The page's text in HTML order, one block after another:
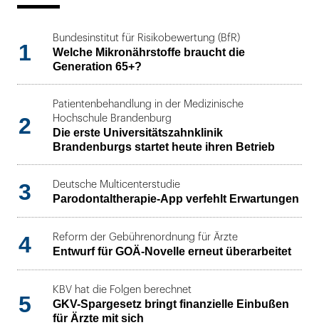
1
Bundesinstitut für Risikobewertung (BfR)
Welche Mikronährstoffe braucht die
Generation 65+?
2
Patientenbehandlung in der Medizinische
Hochschule Brandenburg
Die erste Universitätszahnklinik
Brandenburgs startet heute ihren Betrieb
3 Deutsche Multicenterstudie
Parodontaltherapie-App verfehlt Erwartungen
4 Reform der Gebührenordnung für Ärzte
Entwurf für GOÄ-Novelle erneut überarbeitet
5
KBV hat die Folgen berechnet
GKV-Spargesetz bringt finanzielle Einbußen
für Ärzte mit sich